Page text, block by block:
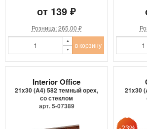
от 139 ₽
Розница: 265.00 ₽
в корзину
Interior Office
21x30 (A4) 582 темный орех,
со стеклом
арт. 5-07389
21x30